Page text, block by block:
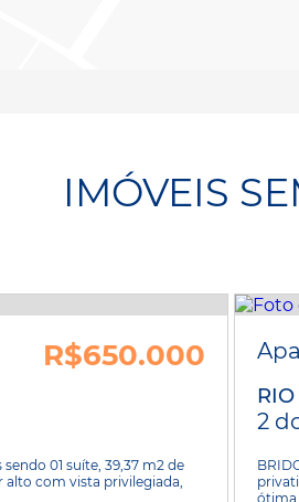
IMÓVEIS
R$650.000
01 suíte, 39,37 m2 de
alto com vista privilegiada,
2
ótima